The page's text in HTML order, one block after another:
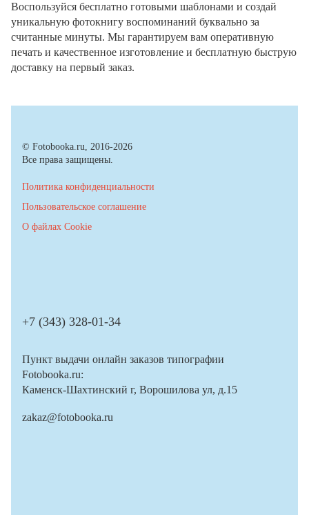
Воспользуйся бесплатно готовыми шаблонами и создай
уникальную фотокнигу воспоминаний буквально за
считанные минуты. Мы гарантируем вам оперативную
печать и качественное изготовление и бесплатную быструю
доставку на первый заказ.
© Fotobooka.ru, 2016-2026
Все права защищены.
Политика конфиденциальности
Пользовательское соглашение
О файлах Cookie
+7 (343) 328-01-34
Пункт выдачи онлайн заказов типографии
Fotobooka.ru:
Каменск-Шахтинский г, Ворошилова ул, д.15
zakaz@fotobooka.ru